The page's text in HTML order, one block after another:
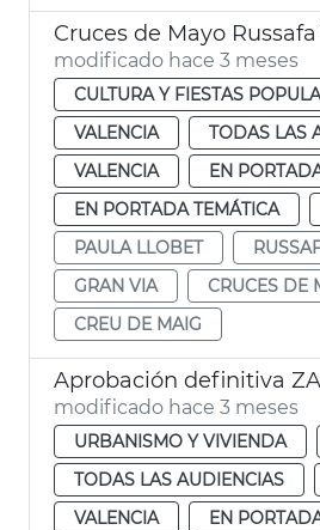
Cruces de Mayo
modificado hace 3 meses
CULTURA Y FIESTAS
VALENCIA
TODAS LAS
VALENCIA
EN
EN PORTADA TEMÁTICA
PAULA LLOBET
GRAN VIA
CRUCES DE
CREU DE MAIG
modificado hace 3 meses
URBANISMO Y VIVIENDA
TODAS LAS AUDIENCIAS
VALENCIA
EN